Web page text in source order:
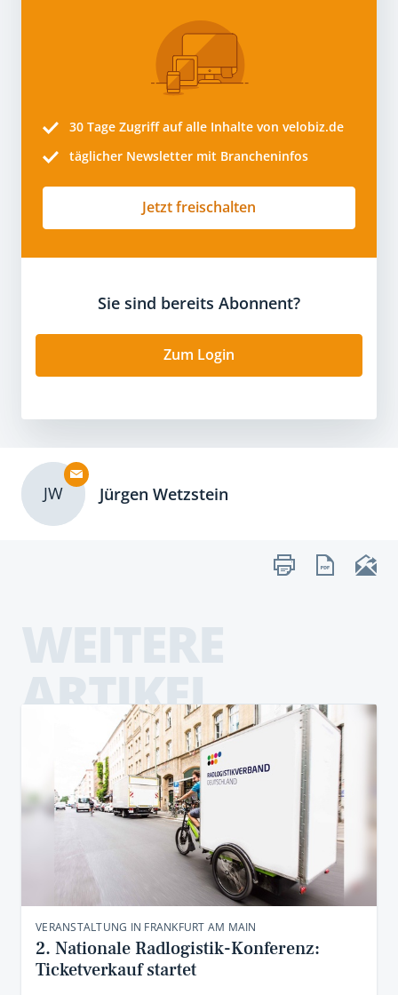
30 Tage Zugriff auf alle Inhalte von velobiz.de
täglicher Newsletter mit Brancheninfos
Jetzt freischalten
Sie sind bereits Abonnent?
Zum Login
JW Jürgen Wetzstein
ARTIKEL
VERANSTALTUNG IN FRANKFURT AM MAIN
2. Nationale Radlogistik-Konferenz:
Ticketverkauf startet